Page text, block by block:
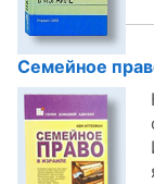
Семейное